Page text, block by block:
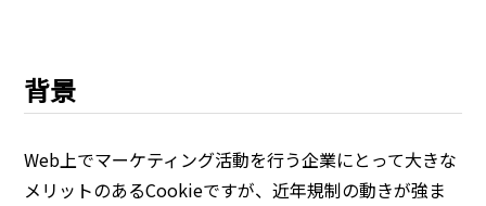
背景
Web上でマーケティング活動を行う企業にとって大きな
メリットのあるCookieですが、近年規制の動きが強ま